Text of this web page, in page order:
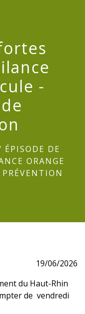
-
ÉPISODE DE
ORANGE
19/06/2026
du Haut-Rhin
de vendredi